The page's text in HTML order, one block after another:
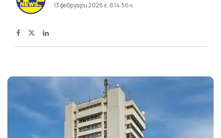
13 февруари 2026 г. в 14:56 ч.